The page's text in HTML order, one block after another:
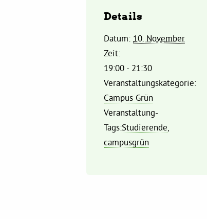
Details
Datum: 10. November
Zeit:
19:00 - 21:30
Veranstaltungskategorie:
Campus Grün
Veranstaltung-
Tags:Studierende
campusgrün